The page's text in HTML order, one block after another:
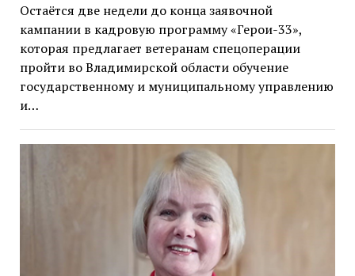
Остаётся две недели до конца заявочной
кампании в кадровую программу «Герои-33»,
которая предлагает ветеранам спецоперации
пройти во Владимирской области обучение
государственному и муниципальному управлению
и…